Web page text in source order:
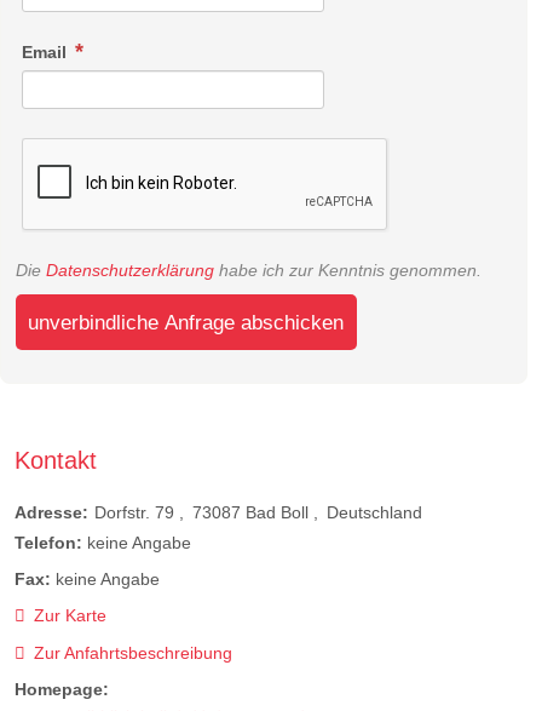
Email
Die Datenschutzerklärung habe ich zur Kenntnis genommen.
unverbindliche Anfrage abschicken
Kontakt
Adresse: Dorfstr. 79 73087 Bad Boll
Deutschland
Telefon: keine Angabe
Fax: keine Angabe
Zur Karte
Zur Anfahrtsbeschreibung
Homepage: